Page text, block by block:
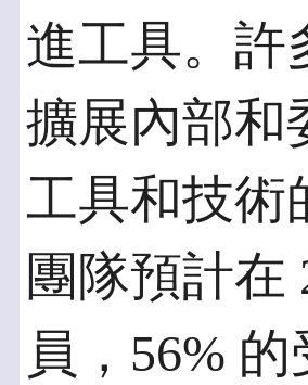
進工具。許
擴展內部和
工具和技術
團隊預計在
員，56%